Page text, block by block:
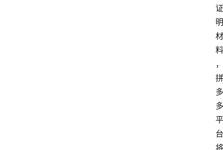
证
明
材
料
，
拼
多
多
平
台
将